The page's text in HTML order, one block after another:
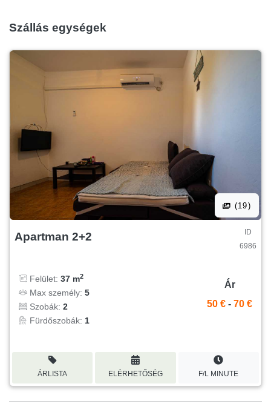
Szállás egységek
(19)
Apartman 2+2
ID
6986
Felület: 37 m2
Max személy: 5
Szobák: 2
Fürdőszobák: 1
Ár
50 € - 70 €
ÁRLISTA ELÉRHETŐSÉG F/L MINUTE